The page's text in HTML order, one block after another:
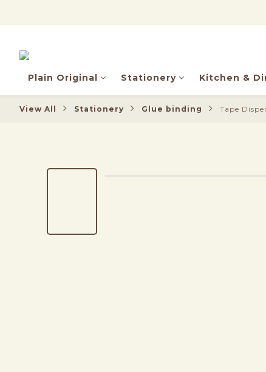
Plain Original Stationery Kitchen &
View All Stationery Glue binding Tape